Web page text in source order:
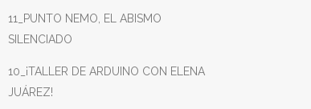
11_PUNTO NEMO, EL ABISMO
SILENCIADO
10_¡TALLER DE ARDUINO CON ELENA
JUÁREZ!